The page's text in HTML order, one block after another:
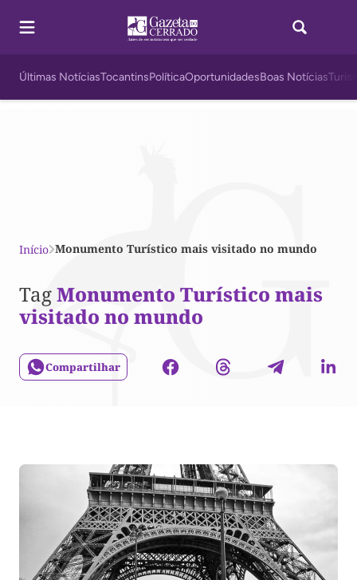
Últimas NotíciasTocantinsPolíticaOportunidadesBoas Notícias
Início Monumento Turístico mais visitado no mundo
TagMonumento Turístico mais
visitado no mundo
Compartilhar